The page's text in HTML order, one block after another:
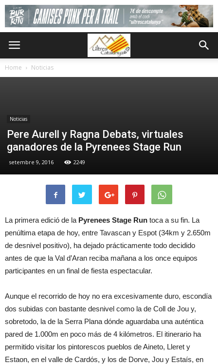
Home Noticias
Noticias
Pere Aurell y Ragna Debats, virtuales
ganadores de la Pyrenees Stage Run
setembre 9, 2016 2249
La primera edició de la Pyrenees Stage Run toca a su fin. La
penúltima etapa de hoy, entre Tavascan y Espot (34km y 2.650m
de desnivel positivo), ha dejado prácticamente todo decidido
antes de que la Val d’Aran reciba mañana a los once equipos
participantes en un final de fiesta espectacular.
Aunque el recorrido de hoy no era excesivamente duro, escondía
dos subidas con bastante desnivel como la de Coll de Jou y,
sobretodo, la de la Serra Plana dónde aguardaba una auténtica
pared de 1.000m en poco más de 4 kilómetros. El itinerario ha
permitido visitar los pintorescos pueblos de Aineto, Lleret y
Estaon, en el valle de Cardós, y los de Dorve, Jou y Estaís, en